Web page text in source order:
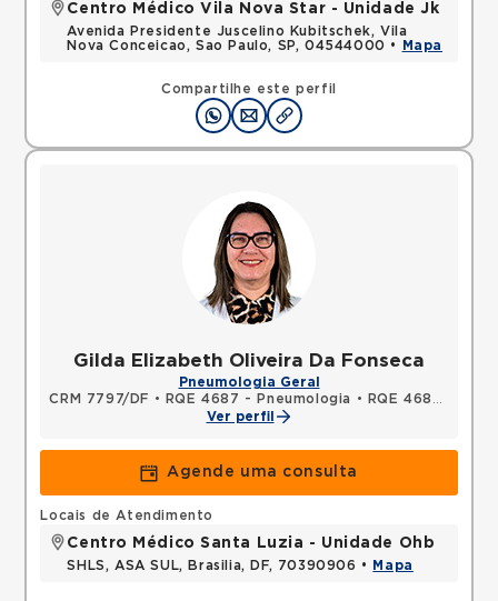
Compartilhe este perfil
Centro Médico Vila Nova Star - Unidade Jk
Avenida Presidente Juscelino Kubitschek, Vila
Nova Conceicao, Sao Paulo, SP, 04544000 •
Mapa
Gilda Elizabeth Oliveira Da Fonseca
Pneumologia Geral
CRM 7797/DF • RQE 4687 - Pneumologia •
RQE 4688 - Clínica médica
Ver perfil
Agende uma consulta
Locais de Atendimento
Centro Médico Santa Luzia - Unidade Ohb
SHLS, ASA SUL, Brasilia, DF, 70390906 • Mapa